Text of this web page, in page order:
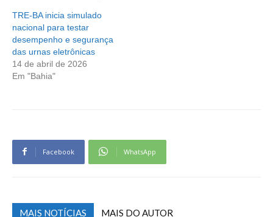
TRE-BA inicia simulado
nacional para testar
desempenho e segurança
das urnas eletrônicas
14 de abril de 2026
Em "Bahia"
Facebook WhatsApp
MAIS NOTÍCIAS MAIS DO AUTOR